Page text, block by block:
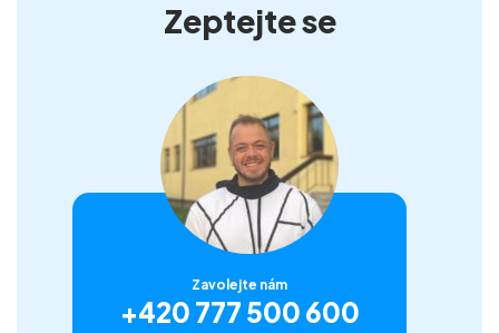
Zeptejte se
Zavolejte nám
+420 777 500 600